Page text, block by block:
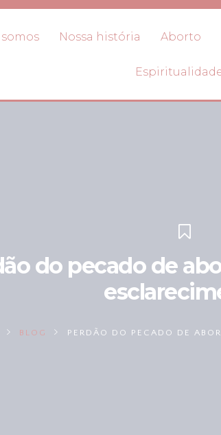
Nossa história Aborto
do pecado de
BLOG PERDÃO DO PECADO DE